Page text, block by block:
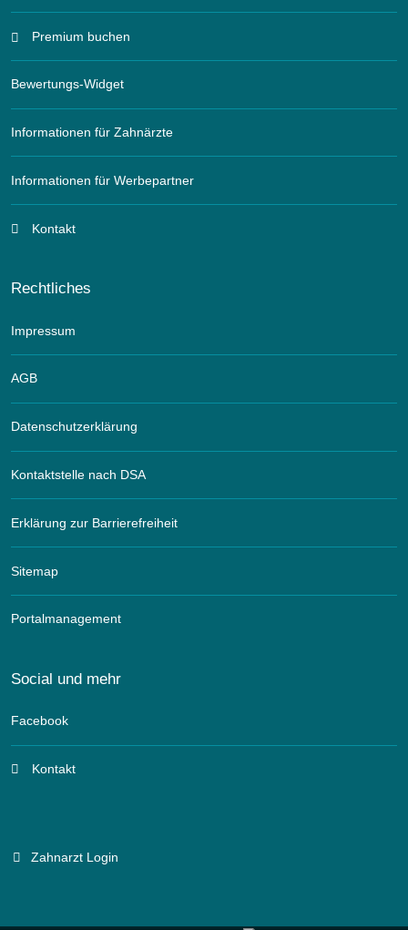
Premium buchen
Bewertungs-Widget
Informationen für Zahnärzte
Informationen für Werbepartner
Kontakt
Rechtliches
Impressum
AGB
Datenschutzerklärung
Kontaktstelle nach DSA
Erklärung zur Barrierefreiheit
Sitemap
Portalmanagement
Social und mehr
Facebook
Kontakt
Zahnarzt Login